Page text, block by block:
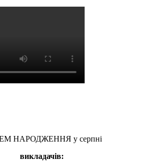
НАРОДЖЕННЯ у серпні
викладачів: